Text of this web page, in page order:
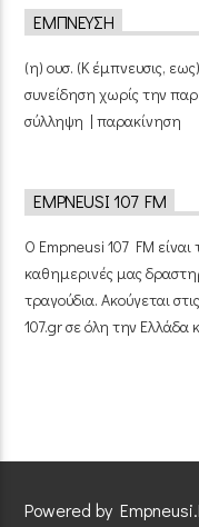
ΈΜΠΝΕΥΣΗ
(η) ουσ. (Κ έμπνευσις,
συνείδηση χωρίς την
σύλληψη | παρακίνηση
EMPNEUSI 107 FM
Ο Empneusi 107 FM
καθημερινές μας
τραγούδια. Ακούγεται
107.gr σε όλη την Ελλάδα
Powered by